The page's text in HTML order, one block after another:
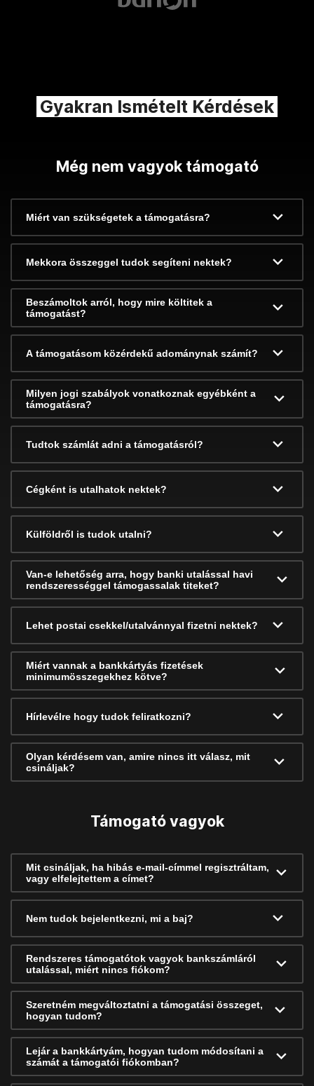
Gyakran Ismételt Kérdések
Még nem vagyok támogató
Miért van szükségetek a támogatásra?
Mekkora összeggel tudok segíteni nektek?
Beszámoltok arról, hogy mire költitek a
támogatást?
A támogatásom közérdekű adománynak számít?
Milyen jogi szabályok vonatkoznak egyébként a
támogatásra?
Tudtok számlát adni a támogatásról?
Cégként is utalhatok nektek?
Külföldről is tudok utalni?
Van-e lehetőség arra, hogy banki utalással havi
rendszerességgel támogassalak titeket?
Lehet postai csekkel/utalvánnyal fizetni nektek?
Miért vannak a bankkártyás fizetések
minimumösszegekhez kötve?
Hírlevélre hogy tudok feliratkozni?
Olyan kérdésem van, amire nincs itt válasz, mit
csináljak?
Támogató vagyok
Mit csináljak, ha hibás e-mail-címmel regisztráltam,
vagy elfelejtettem a címet?
Nem tudok bejelentkezni, mi a baj?
Rendszeres támogatótok vagyok bankszámláról
utalással, miért nincs fiókom?
Szeretném megváltoztatni a támogatási összeget,
hogyan tudom?
Lejár a bankkártyám, hogyan tudom módosítani a
számát a támogatói fiókomban?